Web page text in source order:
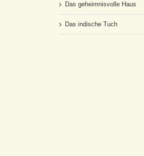
Das geheimnisvolle Haus
Das indische Tuch